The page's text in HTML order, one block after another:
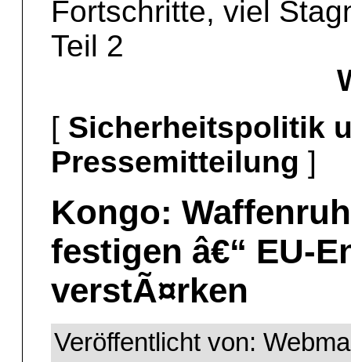
Fortschritte, viel
Teil 2
[ Sicherheitspolitik
Pressemitteilung ]
Kongo:
festigen â€“ EU-
verstÃ¤rken
Veröffentlicht von: